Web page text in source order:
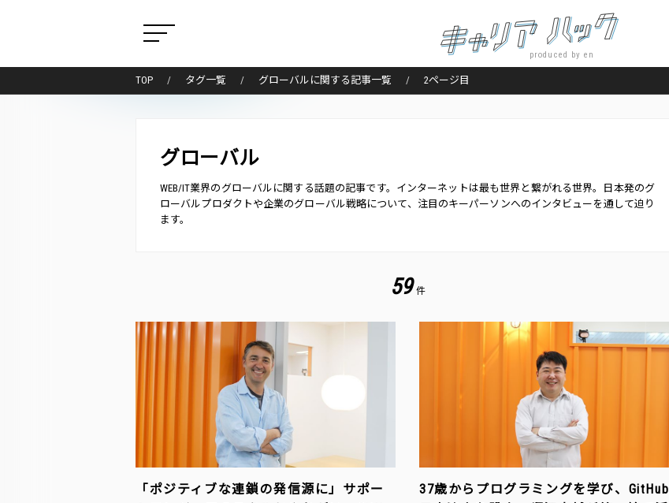
produced by en
TOP タグ一覧 グローバルに関する記事一覧 2ページ目
グローバル
WEB/IT業界のグローバルに関する話題の記事です。インターネットは最も世界と繋がれる世界。日本発のグ
ローバルプロダクトや企業のグローバル戦略について、注目のキーパーソンへのインタビューを通して迫り
ます。
59 件
「ポジティブな連鎖の発信源に」サポー
37歳からプログラミングを学び、GitHub